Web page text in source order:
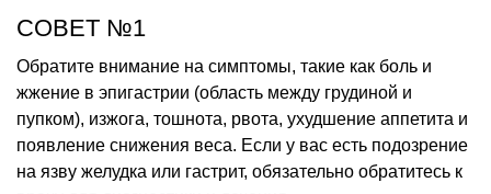
СОВЕТ №1
Обратите внимание на симптомы, такие как боль и
жжение в эпигастрии (область между грудиной и
пупком), изжога, тошнота, рвота, ухудшение аппетита и
появление снижения веса. Если у вас есть подозрение
на язву желудка или гастрит, обязательно обратитесь к